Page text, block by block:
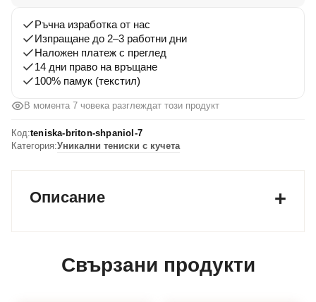
Ръчна изработка от нас
Изпращане до 2–3 работни дни
Наложен платеж с преглед
14 дни право на връщане
100% памук (текстил)
В момента 7 човека разглеждат този продукт
Код:teniska-briton-shpaniol-7
Категория:Уникални тениски с кучета
Описание
Свързани продукти